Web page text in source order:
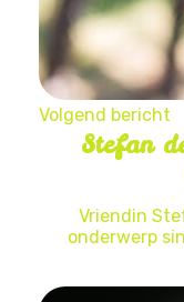
Volgend bericht
Stefan
Vriendin
onderwerp